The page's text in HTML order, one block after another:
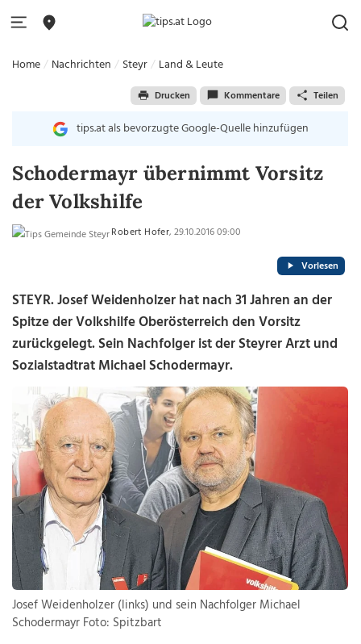
Home Nachrichten Steyr Land & Leute
Drucken Kommentare Teilen
tips.at als bevorzugte Google-Quelle hinzufügen
Schodermayr übernimmt Vorsitz
der Volkshilfe
Robert Hofer, 29.10.2016 09:00
Vorlesen
STEYR. Josef Weidenholzer hat nach 31 Jahren an der
Spitze der Volkshilfe Oberösterreich den Vorsitz
zurückgelegt. Sein Nachfolger ist der Steyrer Arzt und
Sozialstadtrat Michael Schodermayr.
Josef Weidenholzer (links) und sein Nachfolger Michael
Schodermayr Foto: Spitzbart